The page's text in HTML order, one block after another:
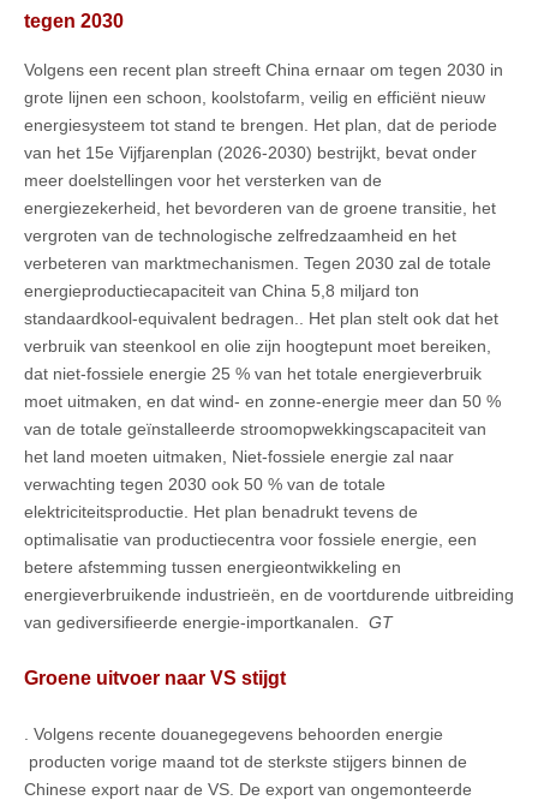
tegen 2030
Volgens een recent plan streeft China ernaar om tegen 2030 in
grote lijnen een schoon, koolstofarm, veilig en efficiënt nieuw
energiesysteem tot stand te brengen. Het plan, dat de periode
van het 15e Vijfjarenplan (2026-2030) bestrijkt, bevat onder
meer doelstellingen voor het versterken van de
energiezekerheid, het bevorderen van de groene transitie, het
vergroten van de technologische zelfredzaamheid en het
verbeteren van marktmechanismen. Tegen 2030 zal de totale
energieproductiecapaciteit van China 5,8 miljard ton
standaardkool-equivalent bedragen.. Het plan stelt ook dat het
verbruik van steenkool en olie zijn hoogtepunt moet bereiken,
dat niet-fossiele energie 25 % van het totale energieverbruik
moet uitmaken, en dat wind- en zonne-energie meer dan 50 %
van de totale geïnstalleerde stroomopwekkingscapaciteit van
het land moeten uitmaken, Niet-fossiele energie zal naar
verwachting tegen 2030 ook 50 % van de totale
elektriciteitsproductie. Het plan benadrukt tevens de
optimalisatie van productiecentra voor fossiele energie, een
betere afstemming tussen energieontwikkeling en
energieverbruikende industrieën, en de voortdurende uitbreiding
van gediversifieerde energie-importkanalen. GT
Groene uitvoer naar VS stijgt
. Volgens recente douanegegevens behoorden energie
producten vorige maand tot de sterkste stijgers binnen de
Chinese export naar de VS. De export van ongemonteerde